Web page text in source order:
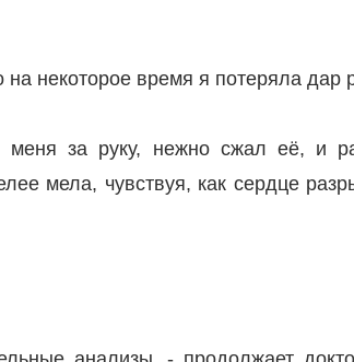
некоторое время я потеряла дар
за руку, нежно сжал её, и
мела, чувствуя, как сердце